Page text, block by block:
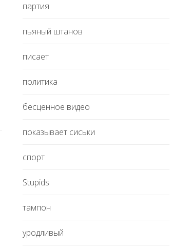
партия
пьяный штанов
писает
политика
бесценное видео
показывает сиськи
спорт
Stupids
тампон
уродливый